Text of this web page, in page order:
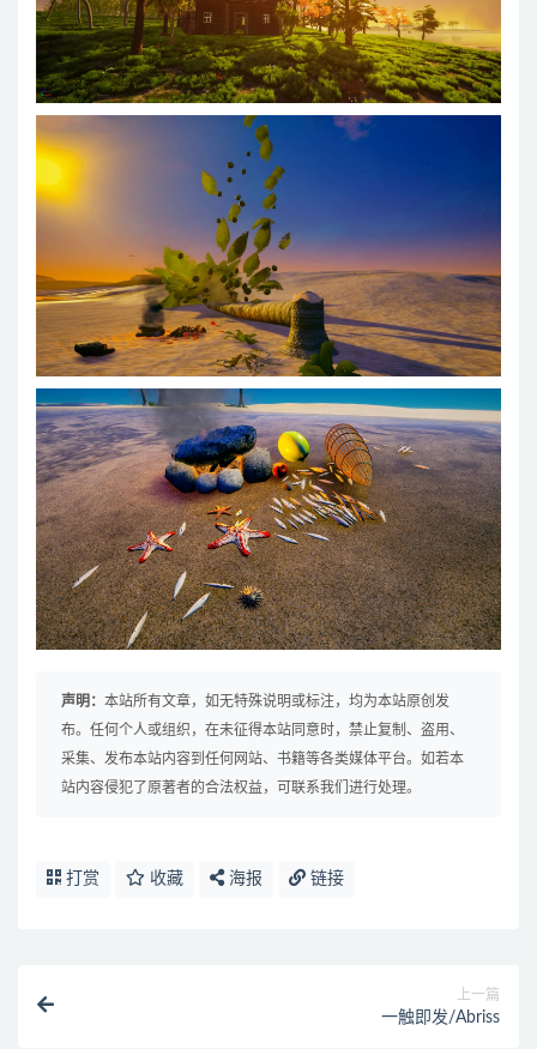
声明： 本站所有文章，如无特殊说明或标注，均为本站原创发
布。任何个人或组织，在未征得本站同意时，禁止复制、盗用、
采集、发布本站内容到任何网站、书籍等各类媒体平台。如若本
站内容侵犯了原著者的合法权益，可联系我们进行处理。
打赏 收藏 海报 链接
上一篇
一触即发/Abriss